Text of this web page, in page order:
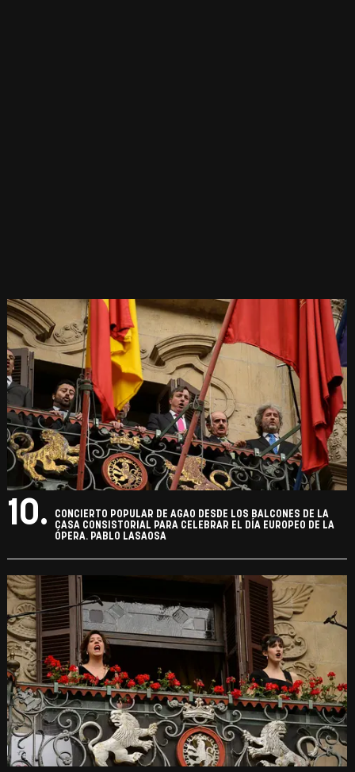
10.
CONCIERTO POPULAR DE AGAO DESDE LOS BALCONES DE LA
CASA CONSISTORIAL PARA CELEBRAR EL DÍA EUROPEO DE LA
ÓPERA. PABLO LASAOSA